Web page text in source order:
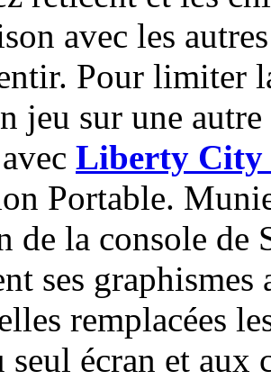
avec les
Pour limiter
jeu sur une
Liberty City
Portable.
de la console de
ses graphismes
remplacées
seul écran et aux